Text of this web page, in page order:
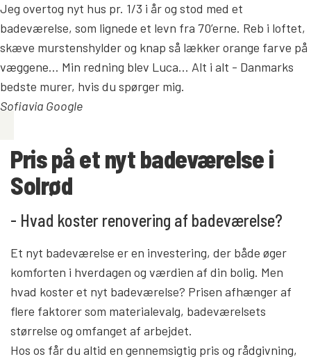
Jeg overtog nyt hus pr. 1/3 i år og stod med et
badeværelse, som lignede et levn fra 70’erne. Reb i loftet,
skæve murstenshylder og knap så lækker orange farve på
væggene… Min redning blev Luca... Alt i alt - Danmarks
bedste murer, hvis du spørger mig.
Sofiavia Google
Pris på et nyt badeværelse i
Solrød
- Hvad koster renovering af badeværelse?
Et nyt badeværelse er en investering, der både øger
komforten i hverdagen og værdien af din bolig. Men
hvad koster et nyt badeværelse? Prisen afhænger af
flere faktorer som materialevalg, badeværelsets
størrelse og omfanget af arbejdet.
Hos os får du altid en gennemsigtig pris og rådgivning,